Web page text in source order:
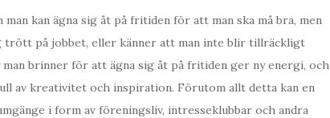
kan ägna sig åt på fritiden för att man ska må bra, men
trött på jobbet, eller känner att man inte blir tillräckligt
brinner för att ägna sig åt på fritiden ger ny energi, och
av kreativitet och inspiration. Förutom allt detta kan en
i form av föreningsliv, intresseklubbar och andra